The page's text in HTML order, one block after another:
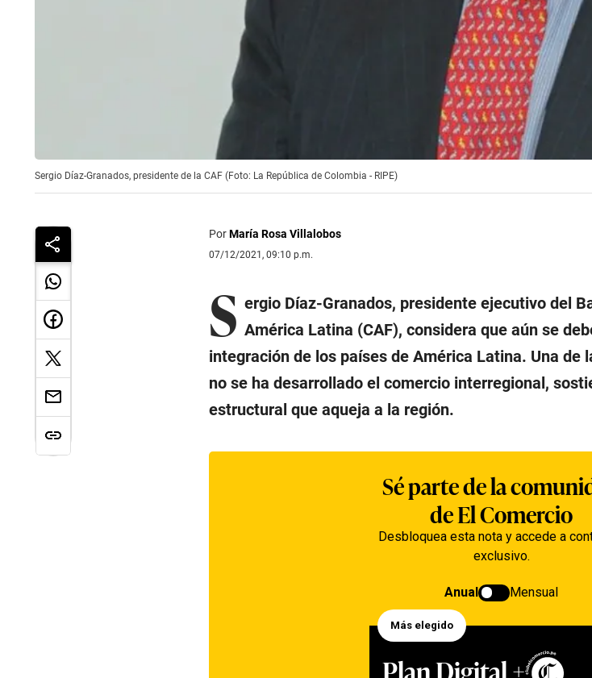
Sergio Díaz-Granados, presidente de la CAF (Foto: La República de Colombia - RIPE)
PorMaría Rosa Villalobos
07/12/2021, 09:10 p.m.
S ergio Díaz-Granados, presidente ejecutivo del
América Latina (CAF), considera que aún se
integración de los países de América Latina. Una de
no se ha desarrollado el comercio interregional,
estructural que aqueja a la región.